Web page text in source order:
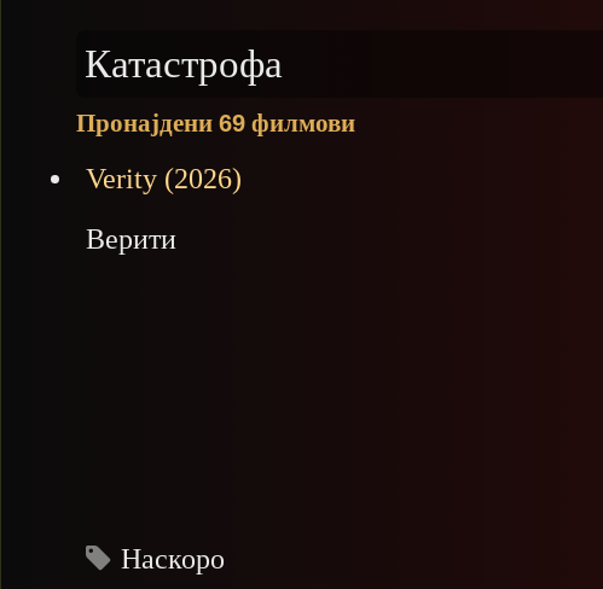
Катастрофа
Пронајдени 69 филмови
Verity (2026)
Верити
Наскоро